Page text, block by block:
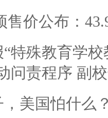
售价公布：
特殊教育学
问责程序 副
美国怕什么